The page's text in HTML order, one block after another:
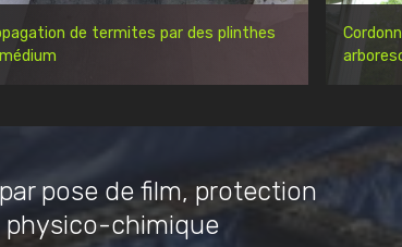
de termites par des plinthes
pose de film, protection
physico-chimique